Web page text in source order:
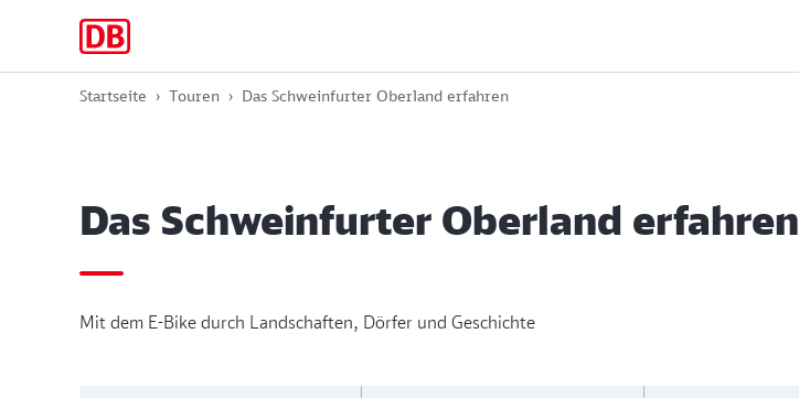
Startseite Touren Das Schweinfurter Oberland erfahren
Das Schweinfurter Oberland erfahren
Mit dem E-Bike durch Landschaften, Dörfer und Geschichte